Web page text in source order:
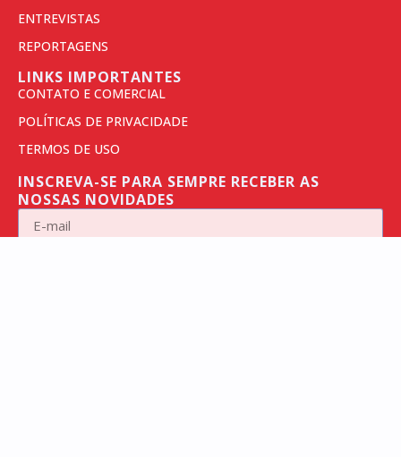
ENTREVISTAS
REPORTAGENS
LINKS IMPORTANTES
CONTATO E COMERCIAL
POLÍTICAS DE PRIVACIDADE
TERMOS DE USO
INSCREVA-SE PARA SEMPRE RECEBER AS
NOSSAS NOVIDADES